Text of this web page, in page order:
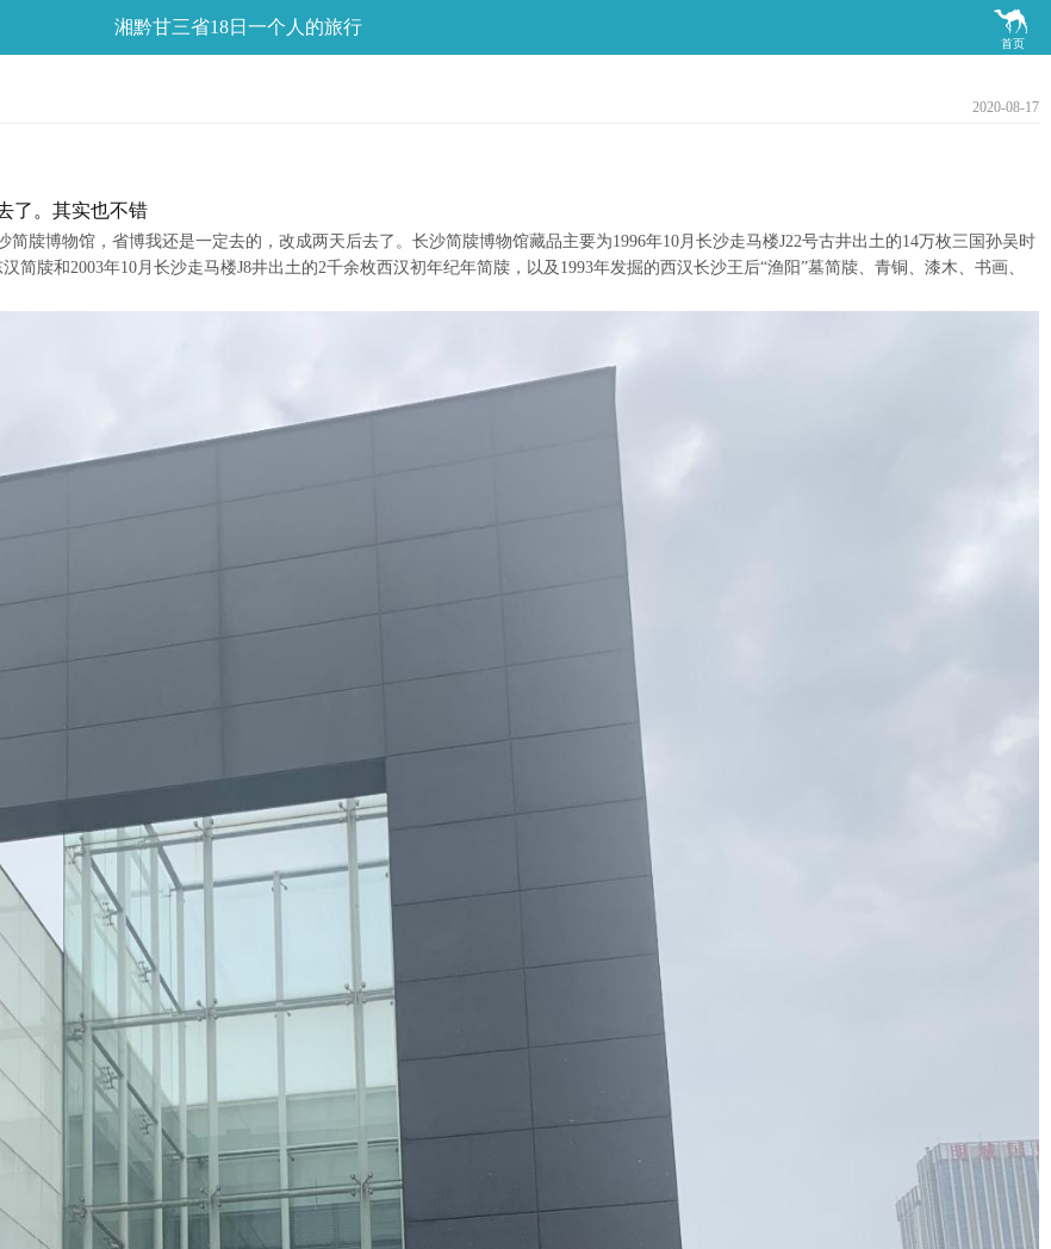

首页
湘黔甘三省18日一个人的旅行
2020-08-17
了。其实也不错
牍博物馆，省博我还是一定去的，改成两天后去了。长沙简牍博物馆藏品主要为1996年10月长沙走马楼J22号古井出土的14万枚三国孙吴时
牍和2003年10月长沙走马楼J8井出土的2千余枚西汉初年纪年简牍，以及1993年发掘的西汉长沙王后“渔阳”墓简牍、青铜、漆木、书画、